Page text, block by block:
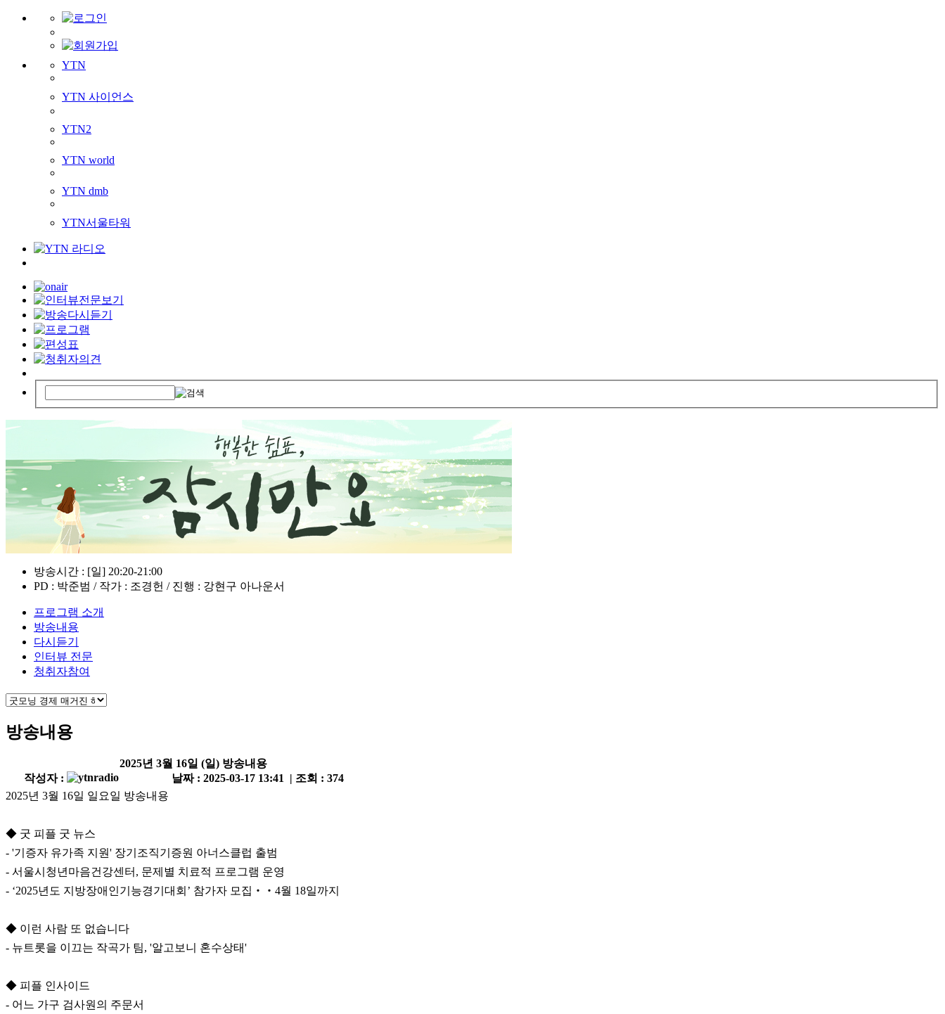
YTN
YTN 사이언스
YTN2
YTN world
YTN dmb
YTN서울타워
방송시간 : [일] 20:20-21:00
PD : 박준범 / 작가 : 조경헌 / 진행 : 강현구 아나운서
프로그램 소개
방송내용
다시듣기
인터뷰 전문
청취자참여
방송내용
2025년 3월 16일 (일) 방송내용
작성자 :
날짜 : 2025-03-17 13:41 | 조회 : 374
2025년 3월 16일 일요일 방송내용
◆ 굿 피플 굿 뉴스
- '기증자 유가족 지원' 장기조직기증원 아너스클럽 출범
- 서울시청년마음건강센터, 문제별 치료적 프로그램 운영
- ‘2025년도 지방장애인기능경기대회’ 참가자 모집‧‧4월 18일까지
◆ 이런 사람 또 없습니다
- 뉴트롯을 이끄는 작곡가 팀, '알고보니 혼수상태'
◆ 피플 인사이드
- 어느 가구 검사원의 주문서